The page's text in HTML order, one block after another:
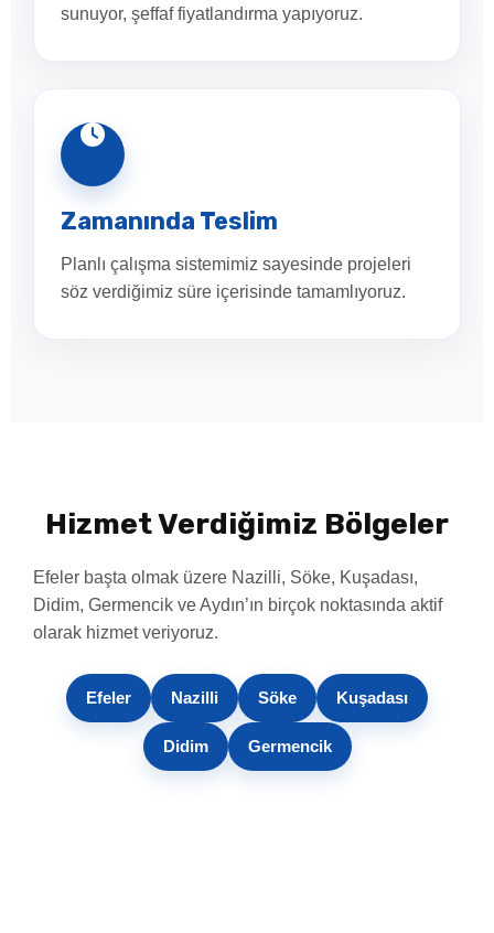
sunuyor, şeffaf fiyatlandırma yapıyoruz.
Zamanında Teslim
Planlı çalışma sistemimiz sayesinde projeleri
söz verdiğimiz süre içerisinde tamamlıyoruz.
Hizmet Verdiğimiz Bölgeler
Efeler başta olmak üzere Nazilli, Söke, Kuşadası,
Didim, Germencik ve Aydın’ın birçok noktasında aktif
olarak hizmet veriyoruz.
Efeler Nazilli Söke Kuşadası
Didim Germencik